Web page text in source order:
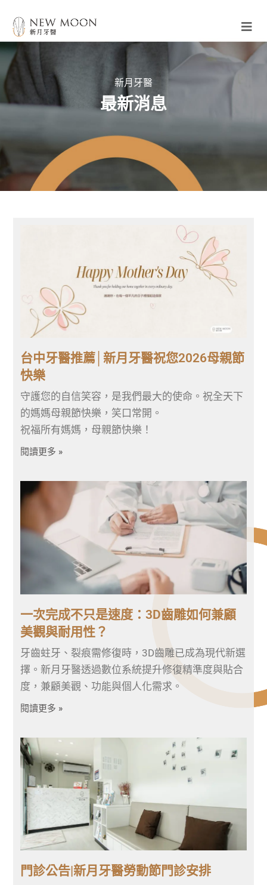
新月牙醫
最新消息
台中牙醫推薦│新月牙醫祝您2026母親節
快樂
守護您的自信笑容，是我們最大的使命。祝全天下
的媽媽母親節快樂，笑口常開。
祝福所有媽媽，母親節快樂！
閱讀更多 »
一次完成不只是速度：3D齒雕如何兼顧
美觀與耐用性？
牙齒蛀牙、裂痕需修復時，3D齒雕已成為現代新選
擇。新月牙醫透過數位系統提升修復精準度與貼合
度，兼顧美觀、功能與個人化需求。
閱讀更多 »
門診公告|新月牙醫勞動節門診安排